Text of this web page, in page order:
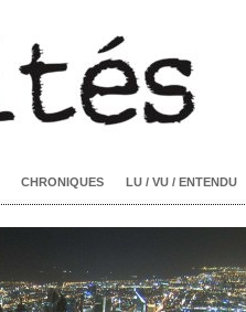
CHRONIQUES LU / VU / ENTENDU